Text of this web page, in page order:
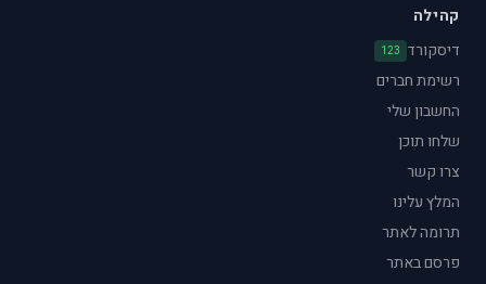
קהילה
דיסקורד 123
רשימת חברים
החשבון שלי
שלחו תוכן
צרו קשר
המלץ עלינו
תרומה לאתר
פרסם באתר